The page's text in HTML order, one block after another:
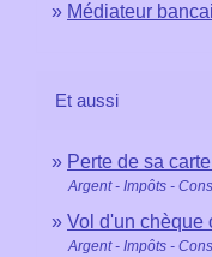
Médiateur
Et aussi
Perte de sa
Argent - Impôts -
Vol d'un chèque
Argent - Impôts -